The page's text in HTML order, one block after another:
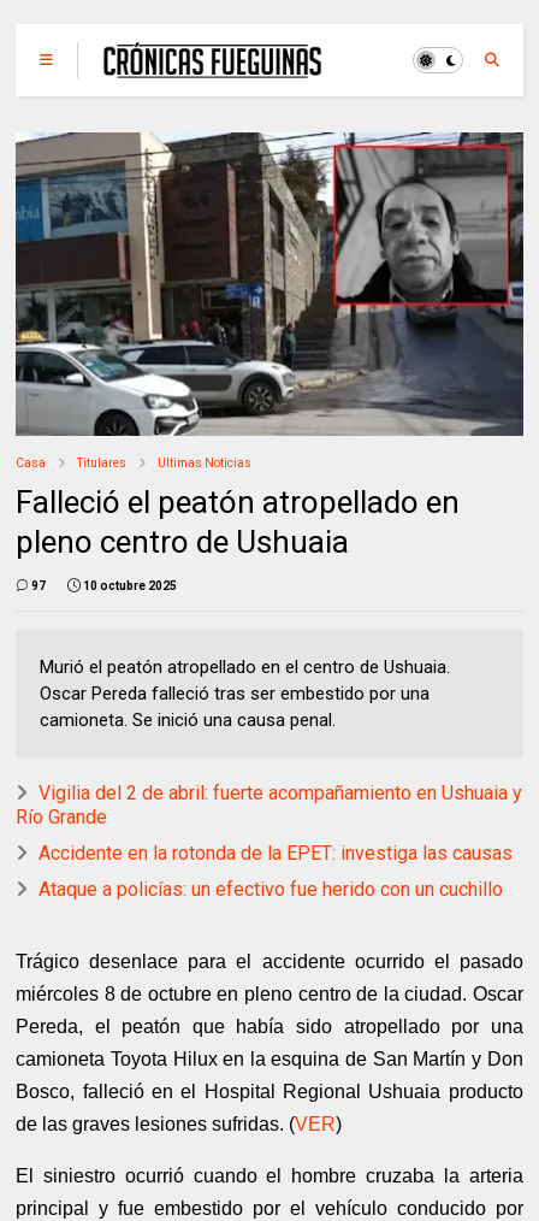
Casa Titulares Ultimas Noticias
Falleció el peatón atropellado en
pleno centro de Ushuaia
97 10 octubre 2025
Murió el peatón atropellado en el centro de Ushuaia.
Oscar Pereda falleció tras ser embestido por una
camioneta. Se inició una causa penal.
Vigilia del 2 de abril: fuerte acompañamiento en Ushuaia y
Río Grande
Accidente en la rotonda de la EPET: investiga las causas
Ataque a policías: un efectivo fue herido con un cuchillo
Trágico desenlace para el accidente ocurrido el pasado
miércoles 8 de octubre en pleno centro de la ciudad. Oscar
Pereda, el peatón que había sido atropellado por una
camioneta Toyota Hilux en la esquina de San Martín y Don
Bosco, falleció en el Hospital Regional Ushuaia producto
de las graves lesiones sufridas. (VER)
El siniestro ocurrió cuando el hombre cruzaba la arteria
principal y fue embestido por el vehículo conducido por